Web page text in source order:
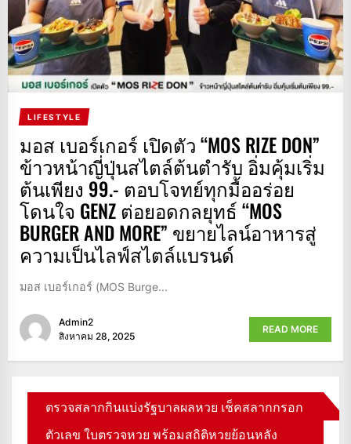
LIFESTYLE
มอส เบอร์เกอร์ เปิดตัว “MOS RIZE DON”
ข้าวหน้าญี่ปุ่นสไตล์ต้นตำรับ อิ่มคุ้มเริ่ม
ต้นเพียง 99.- ตอบโจทย์ทุกมื้ออร่อย
โดนใจ GENZ ต่อยอดกลยุทธ์ “MOS
BURGER AND MORE” ขยายไลน์อาหารสู่
ความเป็นไลฟ์สไตล์แบรนด์
มอส เบอร์เกอร์ (MOS Burge...
Admin2
สิงหาคม 28, 2025
READ MORE
ตรวจสลากกินแบ่งรัฐบาลผลหวย เช็คสลากกรอก
ตัวเลข ใบตรวจหวย พร้อมสถิติหวยย้อนหลัง